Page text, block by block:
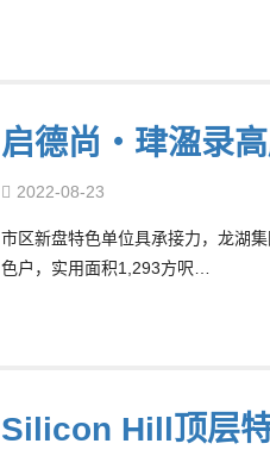
启德尚‧珒溋录
2022-08-23
市区新盘特色单位具承接力，龙湖
色户，实用面积1,293方呎…
Silicon Hill顶层